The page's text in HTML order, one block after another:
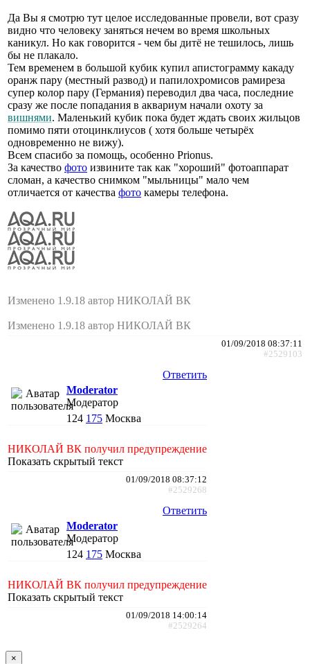
Да Вы я смотрю тут целое исследованные провели, вот сразу
видно что человеку заняться нечем во время школьных
каникул. Но как говорится - чем бы дитё не тешилось, лишь
бы не плакало.
Тем временем в большой кубик купил апистограмму какаду
оранж пару (местный развод) и папилохромисов рамиреза
супер колор пару (Германия) переводил два часа, последние
сразу же после попадания в аквариум начали охоту за
вишнями. Маленький кубик пока будет ждать своих жильцов
помимо пяти отоцинклиусов ( хотя больше четырёх
одновременно не вижу).
Всем спасибо за помощь, особенно Prionus.
За качество фото извините так как "хороший" фотоаппарат
сломан, а качество снимком "мыльницы" мало чем
отличается от качества фото камеры телефона.
Изменено 1.9.18 автор НИКОЛАЙ ВК
Изменено 1.9.18 автор НИКОЛАЙ ВК
01/09/2018 08:37:11
#2529103
Ответить
Moderator
Модератор
124 175 Москва
НИКОЛАЙ ВК получил предупреждение
Показать скрытый текст
01/09/2018 08:37:12
#2529268
Ответить
Moderator
Модератор
124 175 Москва
НИКОЛАЙ ВК получил предупреждение
Показать скрытый текст
01/09/2018 14:00:14
#2529264
×